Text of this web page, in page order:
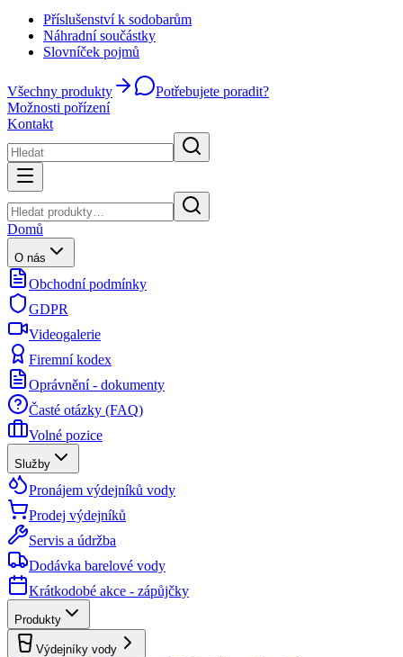
Příslušenství k sodobarům
Náhradní součástky
Slovníček pojmů
Všechny produkty
Potřebujete poradit?
Možnosti pořízení
Kontakt
Domů
O nás
Obchodní podmínky
GDPR
Videogalerie
Firemní kodex
Oprávnění - dokumenty
Časté otázky (FAQ)
Volné pozice
Služby
Pronájem výdejníků vody
Prodej výdejníků
Servis a údržba
Dodávka barelové vody
Krátkodobé akce - zápůjčky
Produkty
Výdejníky vody